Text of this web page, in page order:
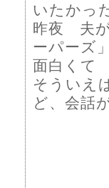
いたかっ
昨夜 夫が
ーパーズ
面白くて
そういえ
ど、会話